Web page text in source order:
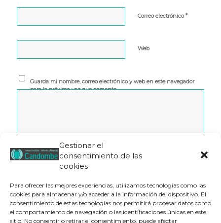
Gestionar el
consentimiento de las
cookies
Para ofrecer las mejores experiencias, utilizamos tecnologías como las
cookies para almacenar y/o acceder a la información del dispositivo. El
consentimiento de estas tecnologías nos permitirá procesar datos como
el comportamiento de navegación o las identificaciones únicas en este
sitio. No consentir o retirar el consentimiento, puede afectar
Correo electrónico*
Web
Guarda mi nombre, correo electrónico y web en este navegador
para la próxima vez que comente.
Este sitio usa Akismet para reducir el spam.Aprende cómo